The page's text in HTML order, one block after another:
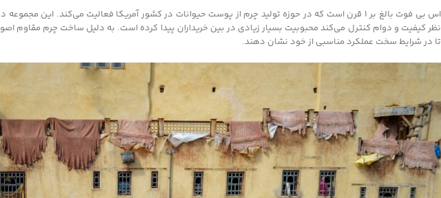
نظر کیفیت و دوام کنترل می‌کند محبوبیت بسیار زیادی در بین خریداران پیدا کرده است. به دلیل ساخت چرم مقاوم
تا در شرایط سخت عملکرد مناسبی از خود نشان دهند.